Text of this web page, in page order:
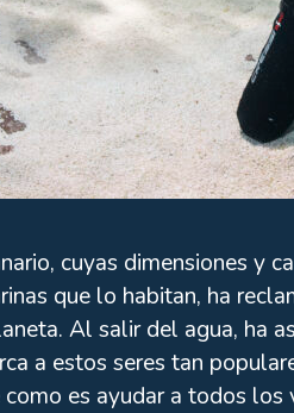
cuyas dimensiones y
que lo habitan, ha
Al salir del agua, ha
a estos seres tan
es ayudar a todos